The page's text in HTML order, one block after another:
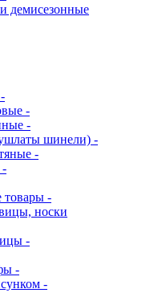
демисезонные
-
-
шинели) -
-
-
товары -
носки
-
-
-